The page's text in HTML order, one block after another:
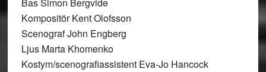
Kompositör Kent Olofsson
Scenograf John Engberg
Ljus Marta Khomenko
Kostym/scenografiassistent Eva-Jo Hancock